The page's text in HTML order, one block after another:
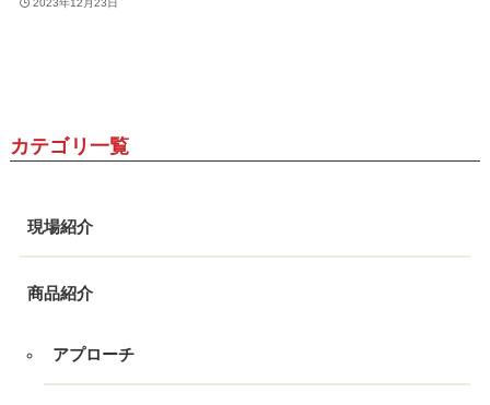
カテゴリ一覧
現場紹介
商品紹介
アプローチ